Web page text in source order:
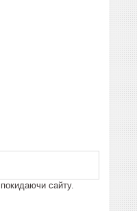
сайту.